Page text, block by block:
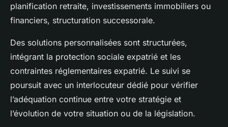
planification retraite, investissements immobiliers ou
financiers, structuration successorale.
Des solutions personnalisées sont structurées,
intégrant la protection sociale expatrié et les
contraintes réglementaires expatrié. Le suivi se
poursuit avec un interlocuteur dédié pour vérifier
l’adéquation continue entre votre stratégie et
l’évolution de votre situation ou de la législation.